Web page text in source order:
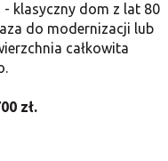
- klasyczny dom z lat 80
do modernizacji lub
całkowita
zł.